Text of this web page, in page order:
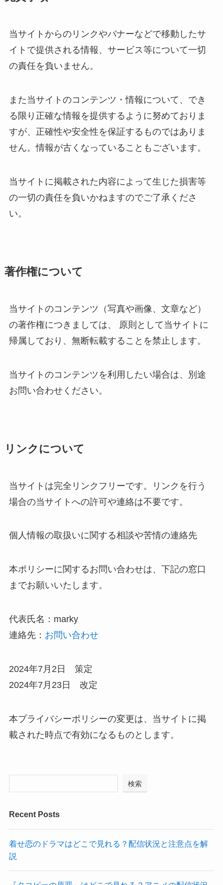
当サイトからのリンクやバナーなどで移動したサ
イトで提供される情報、サービス等について一切
の責任を負いません。
また当サイトのコンテンツ・情報について、でき
る限り正確な情報を提供するように努めておりま
すが、正確性や安全性を保証するものではありま
せん。情報が古くなっていることもございます。
当サイトに掲載された内容によって生じた損害等
の一切の責任を負いかねますのでご了承くださ
い。
著作権について
当サイトのコンテンツ（写真や画像、文章など）
の著作権につきましては、 原則として当サイトに
帰属しており、無断転載することを禁止します。
当サイトのコンテンツを利用したい場合は、別途
お問い合わせください。
リンクについて
当サイトは完全リンクフリーです。リンクを行う
場合の当サイトへの許可や連絡は不要です。
個人情報の取扱いに関する相談や苦情の連絡先
本ポリシーに関するお問い合わせは、下記の窓口
までお願いいたします。
代表氏名：marky
連絡先： お問い合わせ
2024年7月2日 策定
2024年7月23日 改定
本プライバシーポリシーの変更は、当サイトに掲
載された時点で有効になるものとします。
検索
Recent Posts
着せ恋のドラマはどこで見れる？配信状況と注意点を解
説